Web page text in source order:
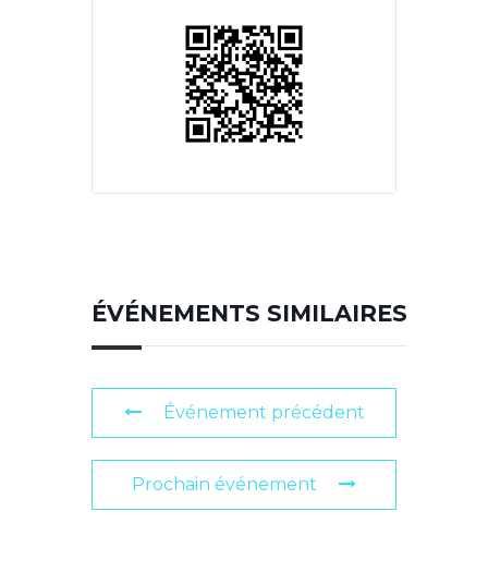
ÉVÉNEMENTS SIMILAIRES
Événement précédent
Prochain événement